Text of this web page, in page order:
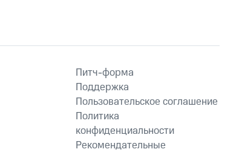
Питч-форма
Поддержка
Пользовательское соглашение
Политика
конфиденциальности
Рекомендательные